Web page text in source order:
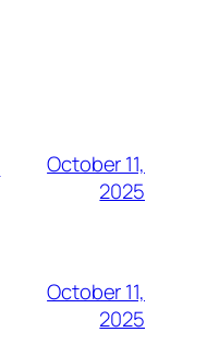
October 11,
2025
October 11,
2025